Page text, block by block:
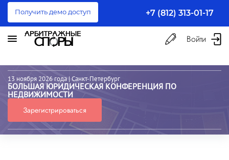
Получить демо доступ +7 (812) 313-01-17
Войти
13 ноября 2026 года | Санкт-Петербург
БОЛЬШАЯ ЮРИДИЧЕСКАЯ КОНФЕРЕНЦИЯ ПО
НЕДВИЖИМОСТИ
Зарегистрироваться